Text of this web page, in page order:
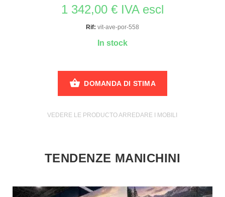
1 342,00 € IVA escl
Rif: vit-ave-por-558
In stock
DOMANDA DI STIMA
VEDERE LE PRODUCTO ARREDARE I MOBILI
TENDENZE MANICHINI